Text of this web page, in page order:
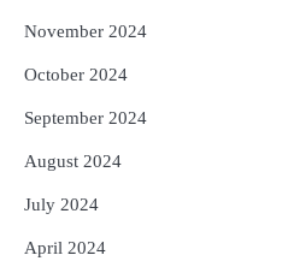
November 2024
October 2024
September 2024
August 2024
July 2024
April 2024